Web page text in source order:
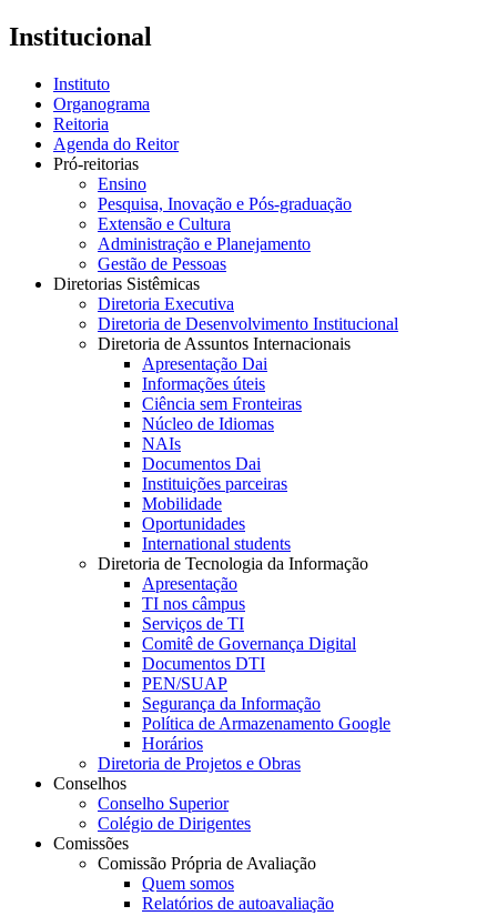
Institucional
Instituto
Organograma
Reitoria
Agenda do Reitor
Pró-reitorias
Ensino
Pesquisa, Inovação e Pós-graduação
Extensão e Cultura
Administração e Planejamento
Gestão de Pessoas
Diretorias Sistêmicas
Diretoria Executiva
Diretoria de Desenvolvimento Institucional
Diretoria de Assuntos Internacionais
Apresentação Dai
Informações úteis
Ciência sem Fronteiras
Núcleo de Idiomas
NAIs
Documentos Dai
Instituições parceiras
Mobilidade
Oportunidades
International students
Diretoria de Tecnologia da Informação
Apresentação
TI nos câmpus
Serviços de TI
Comitê de Governança Digital
Documentos DTI
PEN/SUAP
Segurança da Informação
Política de Armazenamento Google
Horários
Diretoria de Projetos e Obras
Conselhos
Conselho Superior
Colégio de Dirigentes
Comissões
Comissão Própria de Avaliação
Quem somos
Relatórios de autoavaliação